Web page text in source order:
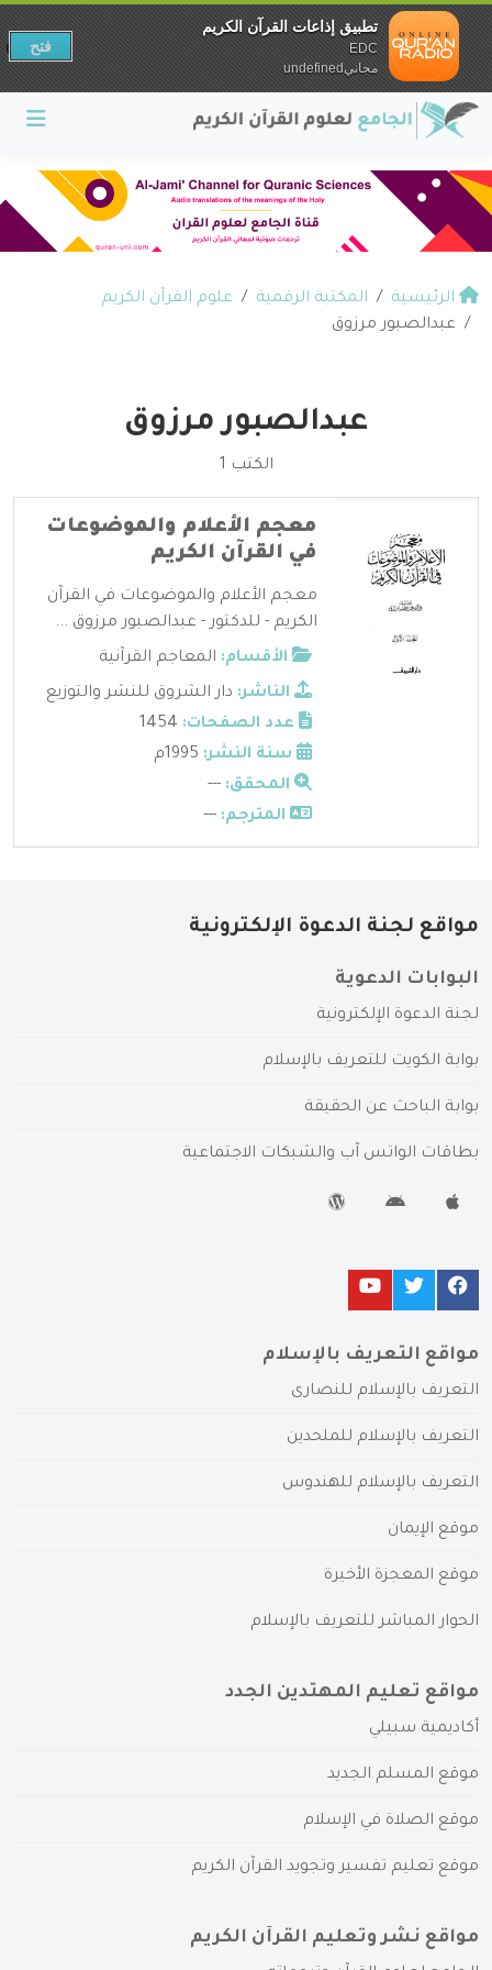
الرئيسية المكتبة الرقمية
علوم القرآن الكريم
عبدالصبور مرزوق
عبدالصبور مرزوق
الكتب 1
معجم الأعلام والموضوعات
في القرآن الكريم
معجم الأعلام والموضوعات في القرآن
الكريم - للدكتور - عبدالصبور مرزوق ...
الأقسام: المعاجم القرآنية
الناشر: دار الشروق للنشر والتوزيع
عدد الصفحات:
سنة النشر:
المحقق: ---
المترجم: ---
مواقع لجنة الدعوة الإلكترونية
البوابات الدعوية
لجنة الدعوة الإلكترونية
بوابة الكويت للتعريف بالإسلام
بوابة الباحث عن الحقيقة
بطاقات الواتس آب والشبكات الاجتماعية
مواقع التعريف بالإسلام
التعريف بالإسلام للنصارى
التعريف بالإسلام للملحدين
التعريف بالإسلام للهندوس
موقع الإيمان
موقع المعجزة الأخيرة
الحوار المباشر للتعريف بالإسلام
مواقع تعليم المهتدين الجدد
أكاديمية سبيلي
موقع المسلم الجديد
موقع الصلاة في الإسلام
موقع تعليم تفسير وتجويد القرآن الكريم
مواقع نشر وتعليم القرآن الكريم
تطبيق إذاعات القرآن الكريم
EDC
مجانيundefined
فتح